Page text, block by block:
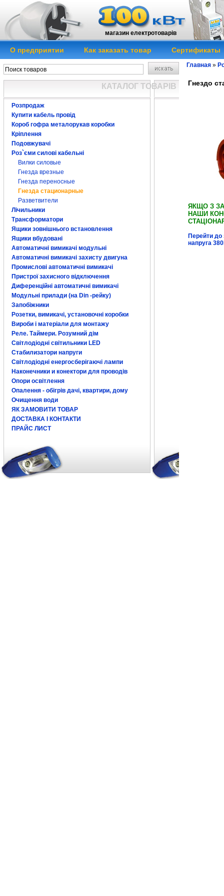
магазин електротоварів
О предприятии Как заказать товар Сертификаты
КАТАЛОГ ТОВАРІВ
Розпродаж
Купити кабель провід
Короб гофра металорукав коробки
Кріплення
Подовжувачі
Роз`єми силові кабельні
Вилки силовые
Гнезда врезные
Гнезда переносные
Гнезда стационарные
Разветвители
Лічильники
Трансформатори
Ящики зовнішнього встановлення
Ящики вбудовані
Автоматичні вимикачі модульні
Автоматичні вимикачі захисту двигуна
Промислові автоматичні вимикачі
Пристрої захисного відключення
Диференційні автоматичні вимикачі
Модульні прилади (на Din -рейку)
Запобіжники
Розетки, вимикачі, установочні коробки
Вироби і матеріали для монтажу
Реле. Таймери. Розумний дім
Світлодіодні світильники LED
Стабилизатори напруги
Світлодіодні енергосберігаючі лампи
Наконечники и конектори для проводів
Опори освітлення
Опалення - обігрів дачі, квартири, дому
Очищення води
ЯК ЗАМОВИТИ ТОВАР
ДОСТАВКА І КОНТАКТИ
ПРАЙС ЛИСТ
Главная »
Гнездо
ЯКЩО З
НАШИ
Перейти до
напруга